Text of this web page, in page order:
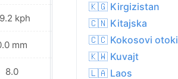
kph
mm
8.0
33.8 kph
0.0 mm
9.0
🇰🇬 Kirgizistan
🇨🇳 Kitajska
🇨🇨 Kokosovi otoki
🇰🇼 Kuvajt
🇱🇦 Laos